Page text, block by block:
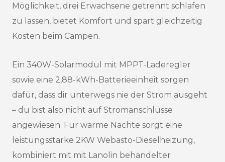
Möglichkeit, drei Erwachsene getrennt schlafen
zu lassen, bietet Komfort und spart gleichzeitig
Kosten beim Campen.
Ein 340W-Solarmodul mit MPPT-Laderegler
sowie eine 2,88-kWh-Batterieeinheit sorgen
dafür, dass dir unterwegs nie der Strom ausgeht
– du bist also nicht auf Stromanschlüsse
angewiesen. Für warme Nächte sorgt eine
leistungsstarke 2KW Webasto-Dieselheizung,
kombiniert mit mit Lanolin behandelter